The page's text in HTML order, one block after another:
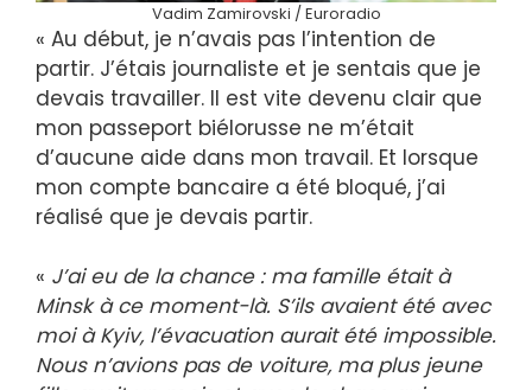
Vadim Zamirovski / Euroradio
« Au début, je n’avais pas l’intention de
partir. J’étais journaliste et je sentais que je
devais travailler. Il est vite devenu clair que
mon passeport biélorusse ne m’était
d’aucune aide dans mon travail. Et lorsque
mon compte bancaire a été bloqué, j’ai
réalisé que je devais partir.
« J’ai eu de la chance : ma famille était à
Minsk à ce moment-là. S’ils avaient été avec
moi à Kyiv, l’évacuation aurait été impossible.
Nous n’avions pas de voiture, ma plus jeune